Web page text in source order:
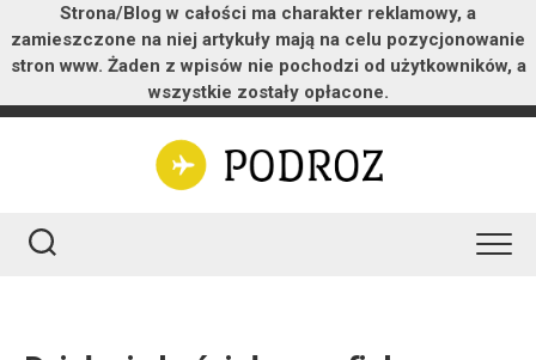
Strona/Blog w całości ma charakter reklamowy, a
zamieszczone na niej artykuły mają na celu pozycjonowanie
stron www. Żaden z wpisów nie pochodzi od użytkowników, a
wszystkie zostały opłacone.
Skip